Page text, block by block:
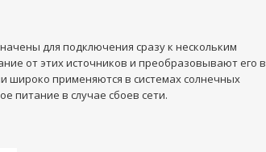
для подключения сразу к нескольким
от этих источников и преобразовывают его в
широко применяются в системах солнечных
питание в случае сбоев сети.